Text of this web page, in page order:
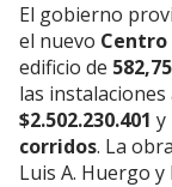
El gobierno
el nuevo Centro
edificio de
las
$2.502.230.401 y
corridos. La
Luis A. Huergo y